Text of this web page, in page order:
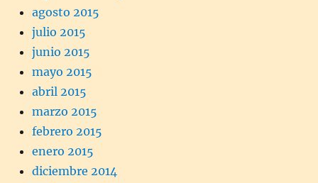
agosto 2015
julio 2015
junio 2015
mayo 2015
abril 2015
marzo 2015
febrero 2015
enero 2015
diciembre 2014